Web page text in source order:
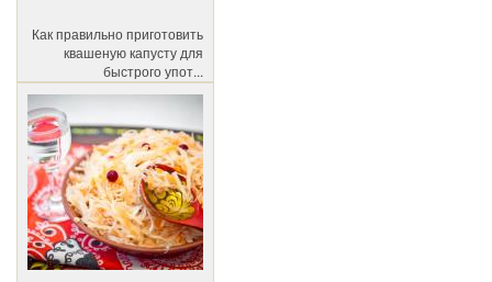
Как правильно приготовить
квашеную капусту для
быстрого упот...